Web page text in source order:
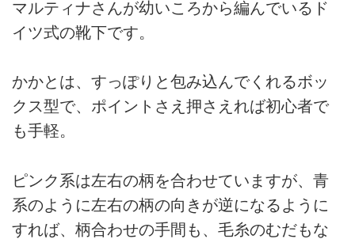
マルティナさんが幼いころから編んでいるド
イツ式の靴下です。
かかとは、すっぽりと包み込んでくれるボッ
クス型で、ポイントさえ押さえれば初心者で
も手軽。
ピンク系は左右の柄を合わせていますが、青
系のように左右の柄の向きが逆になるように
すれば、柄合わせの手間も、毛糸のむだもな